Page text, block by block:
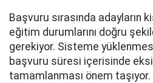
Başvuru sırasında adayların
eğitim durumlarını doğru
gerekiyor. Sisteme
başvuru süresi içerisinde
tamamlanması önem taşıyor.